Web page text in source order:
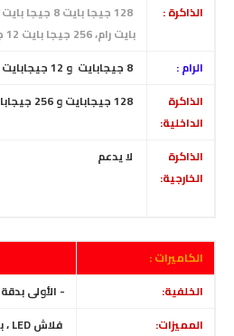
الذاكرة :
بايت رام، 256 جيجا بايت 12 جيجا رام
الرام :
8 جيجابايت و 12 جيجابايت
الذاكرة
الداخلية:
جيجابايتو 256 جيجابايت
الذاكرة
الخارجية:
لا يدعم
الكاميرات :
الخلفية:
- الأولى بدقة 64 ميجابكسل
المميزات:
فلاش LED ، بانوراما ، HDR